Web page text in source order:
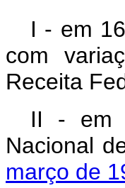
I - em
com
Receita
II - em
Nacional
março de